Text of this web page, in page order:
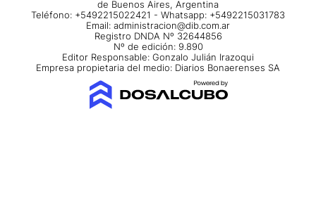
de Buenos Aires, Argentina
Teléfono: +5492215022421 - Whatsapp: +5492215031783
Email: administracion@dib.com.ar
Registro DNDA Nº 32644856
Nº de edición: 9.890
Editor Responsable: Gonzalo Julián Irazoqui
Empresa propietaria del medio: Diarios Bonaerenses SA